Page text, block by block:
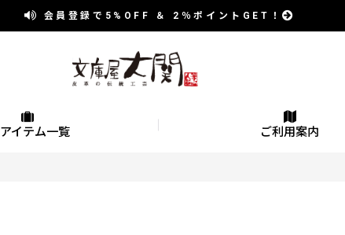
会員登録で 5%OFF ＆ 2％ポイントGET！
アイテム一覧 ご利用案内